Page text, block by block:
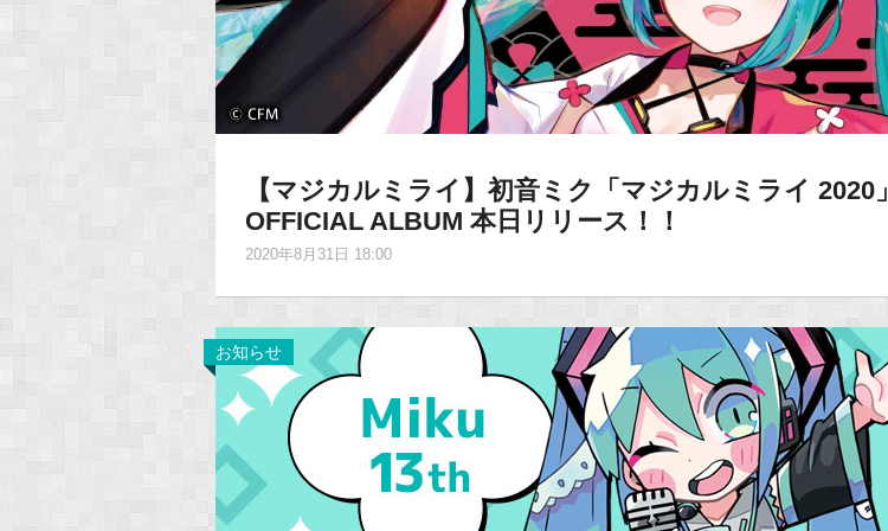
【マジカルミライ】初音ミク「マジカルミライ 2020」
OFFICIAL ALBUM 本日リリース！！
2020年8月31日 18:00
お知らせ